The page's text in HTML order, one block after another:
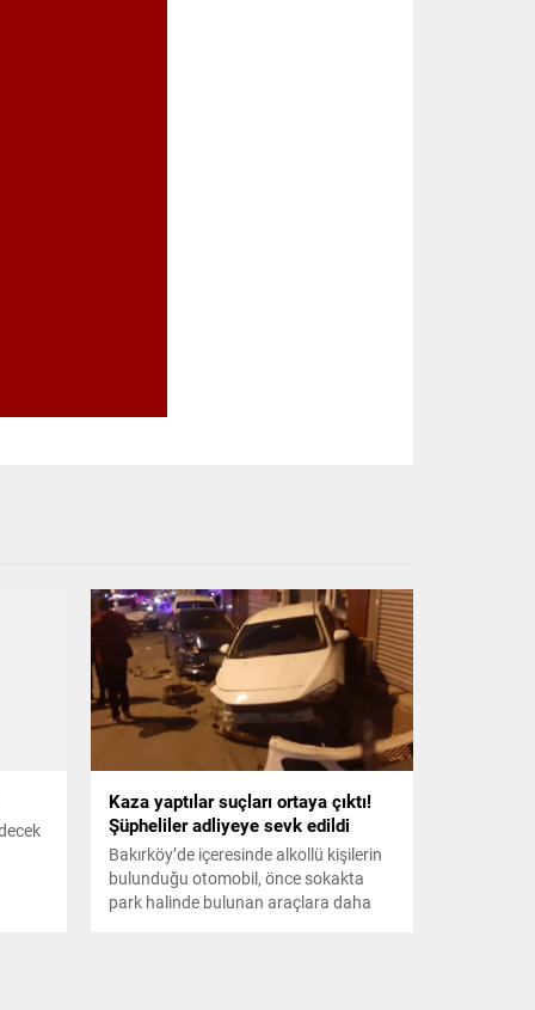
Kaza yaptılar suçları ortaya çıktı!
Şüpheliler adliyeye sevk edildi
Bakırköy’de içeresinde alkollü kişilerin
bulunduğu otomobil, önce sokakta
park halinde bulunan araçlara daha